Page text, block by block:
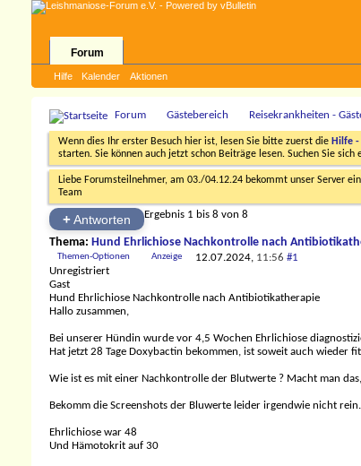
Forum
Hilfe Kalender Aktionen
Forum Gästebereich Reisekrankheiten -
Wenn dies Ihr erster Besuch hier ist, lesen Sie bitte zuerst die Hilfe
starten. Sie können auch jetzt schon Beiträge lesen. Suchen Sie
Liebe Forumsteilnehmer, am 03./04.12.24 bekommt unser Server
Team
+Antworten Ergebnis 1 bis 8 von 8
Thema: Hund Ehrlichiose Nachkontrolle nach
Themen-Optionen Anzeige 12.07.2024, 11:56 #1
Unregistriert
Gast
Hund Ehrlichiose Nachkontrolle nach Antibiotikatherapie
Hallo zusammen,
Bei unserer Hündin wurde vor 4,5 Wochen Ehrlichiose
Hat jetzt 28 Tage Doxybactin bekommen, ist soweit auch wieder
Wie ist es mit einer Nachkontrolle der Blutwerte ? Macht man
Bekomm die Screenshots der Bluwerte leider irgendwie nicht rein.
Ehrlichiose war 48
Und Hämotokrit auf 30